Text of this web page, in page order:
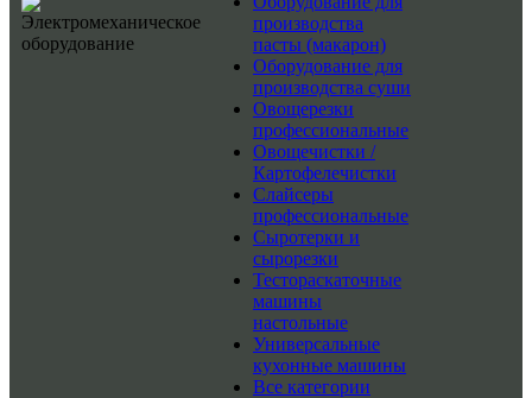
производства
пасты (макарон)
Оборудование для
производства суши
Овощерезки
профессиональные
Овощечистки /
Картофелечистки
Слайсеры
профессиональные
Сыротерки и
сырорезки
Тестораскаточные
машины
настольные
Универсальные
кухонные машины
Все категории